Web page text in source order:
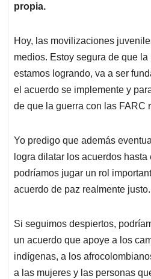
propia.
Hoy, las movilizaciones
medios. Estoy segura de que
estamos logrando, va a ser
el acuerdo se implemente y
de que la guerra con las FARC
Yo predigo que además
logra dilatar los acuerdos
podríamos jugar un rol
acuerdo de paz realmente justo.
Si seguimos despiertos,
un acuerdo que apoye a los
indígenas, a los
a las mujeres y las personas